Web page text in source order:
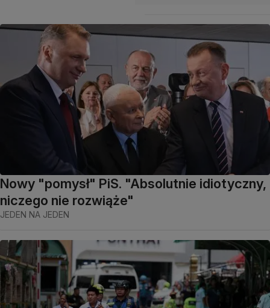
Nowy "pomysł" PiS. "Absolutnie idiotyczny,
niczego nie rozwiąże"
JEDEN NA JEDEN